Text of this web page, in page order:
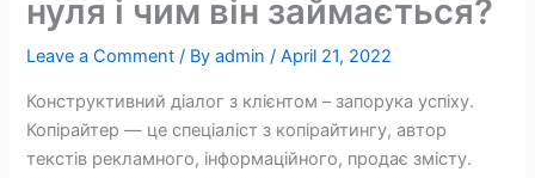
нуля і чим він займається?
Leave a Comment / Byadmin/April 21, 2022
Конструктивний діалог з клієнтом – запорука успіху.
Копірайтер — це спеціаліст з копірайтингу, автор
текстів рекламного, інформаційного, продає змісту.